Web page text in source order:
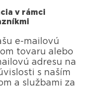
v rámci
e-mailovú
tovaru alebo
adresu na
s naším
a službami za